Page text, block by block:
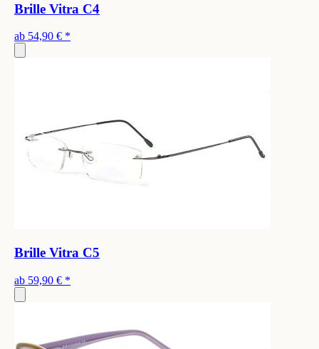
Brille Vitra C4
ab 54,90 € *
Brille Vitra C5
ab 59,90 € *